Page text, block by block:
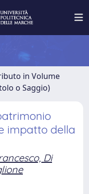
in Volume
o Saggio)
impatto della
Di